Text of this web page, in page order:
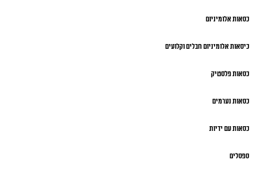
כסאות אלומיניום
כיסאות אלומיניום חבלים וקלועים
כסאות פלסטיק
כסאות נערמים
כסאות עם ידיות
ספסלים